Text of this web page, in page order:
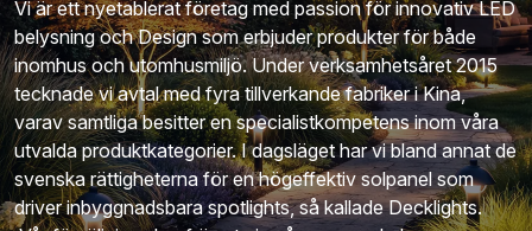
Vi är ett nyetablerat företag med passion för innovativ LED
belysning och Design som erbjuder produkter för både
inomhus och utomhusmiljö. Under verksamhetsåret 2015
tecknade vi avtal med fyra tillverkande fabriker i Kina,
varav samtliga besitter en specialistkompetens inom våra
utvalda produktkategorier. I dagsläget har vi bland annat de
svenska rättigheterna för en högeffektiv solpanel som
driver inbyggnadsbara spotlights, så kallade Decklights.